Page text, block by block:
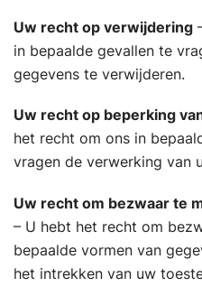
Uw recht op verwijdering
in bepaalde gevallen te
gegevens te verwijderen.
Uw recht op beperking
het recht om ons in
vragen de verwerking van
Uw recht om bezwaar te
– U hebt het recht om
bepaalde vormen van
het intrekken van uw